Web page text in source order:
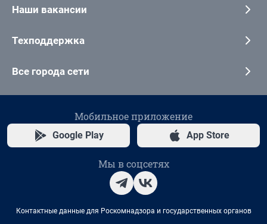
Наши вакансии
Техподдержка
Все города сети
Мобильное приложение
Google Play App Store
Мы в соцсетях
Контактные данные для Роскомнадзора и государственных органов